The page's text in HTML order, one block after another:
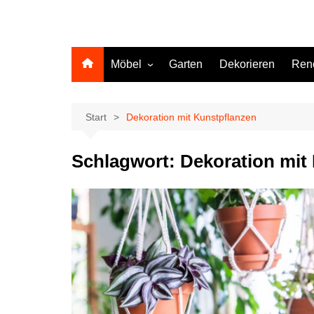
Möbel Garten Dekorieren
Start Dekoration mit Kunstpflanzen
Schlagwort: Dekoration mit